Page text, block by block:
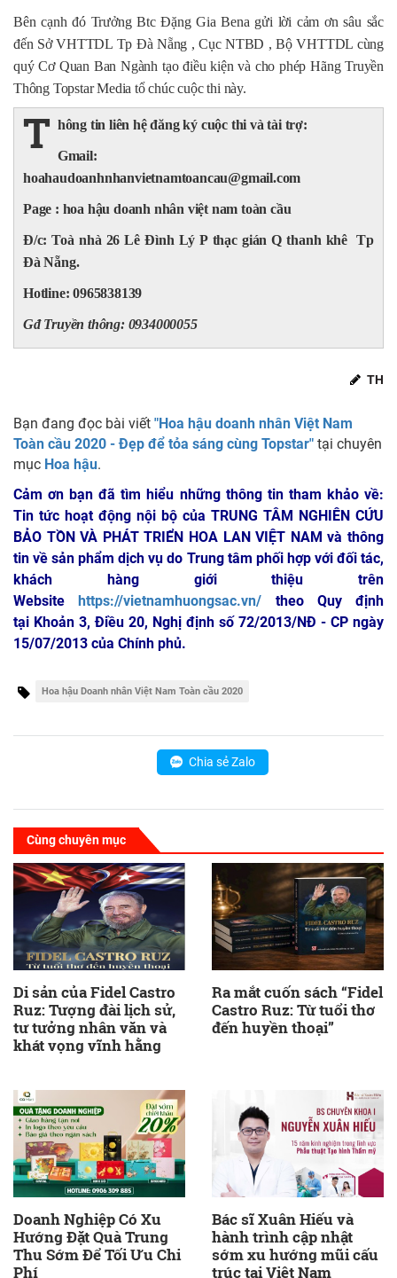
Bên cạnh đó Trưởng Btc Đặng Gia Bena gửi lời cảm ơn sâu sắc
đến Sở VHTTDL Tp Đà Nẵng , Cục NTBD , Bộ VHTTDL cùng
quý Cơ Quan Ban Ngành tạo điều kiện và cho phép Hãng Truyền
Thông Topstar Media tổ chúc cuộc thi này.
T hông tin liên hệ đăng ký cuộc thi và tài trợ:
Gmail:
hoahaudoanhnhanvietnamtoancau@gmail.com
Page : hoa hậu doanh nhân việt nam toàn cầu
Đ/c: Toà nhà 26 Lê Đình Lý P thạc gián Q thanh khê Tp
Đà Nẵng.
Hotline: 0965838139
Gđ Truyền thông: 0934000055
TH
Bạn đang đọc bài viết "Hoa hậu doanh nhân Việt Nam
Toàn cầu 2020 - Đẹp để tỏa sáng cùng Topstar" tại chuyên
mục Hoa hậu.
Cảm ơn bạn đã tìm hiểu những thông tin tham khảo về:
Tin tức hoạt động nội bộ của TRUNG TÂM NGHIÊN CỨU
BẢO TỒN VÀ PHÁT TRIỂN HOA LAN VIỆT NAM và thông
tin về sản phẩm dịch vụ do Trung tâm phối hợp với đối tác,
khách hàng giới thiệu trên
Websitehttps://vietnamhuongsac.vn/ theo Quy định
tại Khoản 3, Điều 20, Nghị định số 72/2013/NĐ - CP ngày
15/07/2013 của Chính phủ.
Hoa hậu Doanh nhân Việt Nam Toàn cầu 2020
Chia sẻ Zalo
Cùng chuyên mục
Di sản của Fidel Castro
Ruz: Tượng đài lịch sử,
tư tưởng nhân văn và
khát vọng vĩnh hằng
Ra mắt cuốn sách “Fidel
Castro Ruz: Từ tuổi thơ
đến huyền thoại”
Doanh Nghiệp Có Xu
Hướng Đặt Quà Trung
Thu Sớm Để Tối Ưu Chi
Phí
Bác sĩ Xuân Hiếu và
hành trình cập nhật
sớm xu hướng mũi cấu
trúc tại Việt Nam